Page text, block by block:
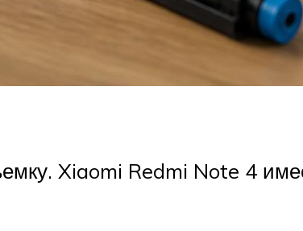
Xiaomi Redmi Note 4